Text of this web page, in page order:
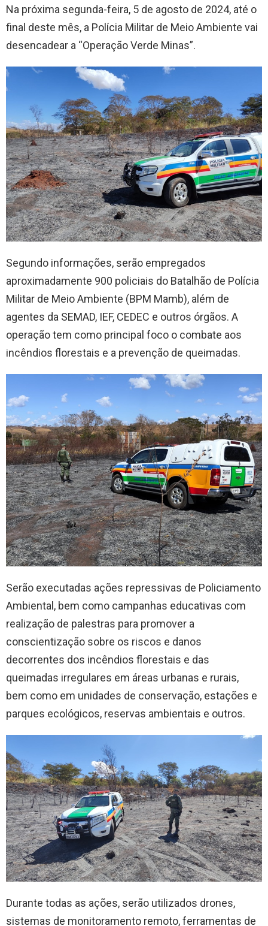
Na próxima segunda-feira, 5 de agosto de 2024, até o
final deste mês, a Polícia Militar de Meio Ambiente vai
desencadear a “Operação Verde Minas”.
Segundo informações, serão empregados
aproximadamente 900 policiais do Batalhão de Polícia
Militar de Meio Ambiente (BPM Mamb), além de
agentes da SEMAD, IEF, CEDEC e outros órgãos. A
operação tem como principal foco o combate aos
incêndios florestais e a prevenção de queimadas.
Serão executadas ações repressivas de Policiamento
Ambiental, bem como campanhas educativas com
realização de palestras para promover a
conscientização sobre os riscos e danos
decorrentes dos incêndios florestais e das
queimadas irregulares em áreas urbanas e rurais,
bem como em unidades de conservação, estações e
parques ecológicos, reservas ambientais e outros.
Durante todas as ações, serão utilizados drones,
sistemas de monitoramento remoto, ferramentas de